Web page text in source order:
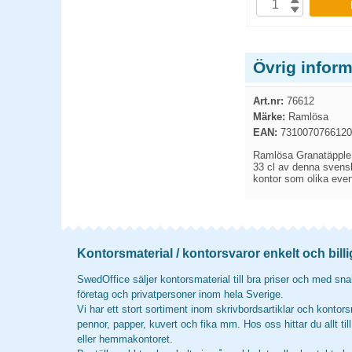
Övrig
Art.nr: 76612
Märke: Ramlösa
EAN: 7310070766120
Ramlösa
33 cl av denna
kontor som olika
Kontorsmaterial / kontorsvaror enkelt och
SwedOffice säljer kontorsmaterial till bra priser och med
företag och privatpersoner inom hela Sverige.
Vi har ett stort sortiment inom skrivbordsartiklar och
pennor, papper, kuvert och fika mm. Hos oss hittar du allt
eller hemmakontoret.